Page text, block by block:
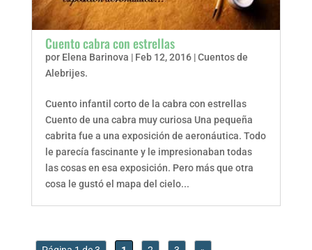
Cuento cabra con estrellas
por Elena Barinova | Feb 12, 2016|Cuentos de
Alebrijes.
Cuento infantil corto de la cabra con estrellas
Cuento de una cabra muy curiosa Una pequeña
cabrita fue a una exposición de aeronáutica. Todo
le parecía fascinante y le impresionaban todas
las cosas en esa exposición. Pero más que otra
cosa le gustó el mapa del cielo...